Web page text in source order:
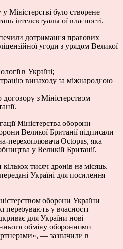
Міністерстві було створене
інтелектуальної власності.
дотримання правових
угоди з урядом Великої
в Україні;
винаходу за міжнародною
договору з Міністерством
Міністерства оборони
Великої Британії підписали
перехоплювача Octopus, яка
у Великій Британії.
тисяч дронів на місяць.
Україні для посилення
оборони України
перебувають у власності
для України нові
обміну оборонними
— зазначили в